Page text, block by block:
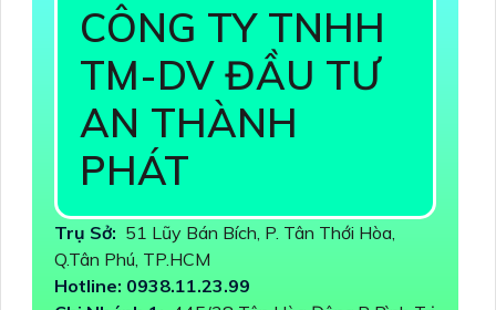
CÔNG TY TNHH
TM-DV ĐẦU TƯ
AN THÀNH
PHÁT
Trụ Sở: 51 Lũy Bán Bích, P. Tân Thới Hòa,
Q.Tân Phú, TP.HCM
Hotline: 0938.11.23.99